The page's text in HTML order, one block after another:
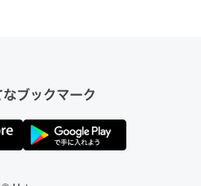
池残量や充電中かが分かるので
かる。
遠方の父67歳と僕。ITツール導入で
化した｜tayorini by LIFULL介護